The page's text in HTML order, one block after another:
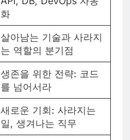
화
살아남는 기술과 사라지
는 역할의 분기점
생존을 위한 전략: 코드
를 넘어서라
새로운 기회: 사라지는
일, 생겨나는 직무